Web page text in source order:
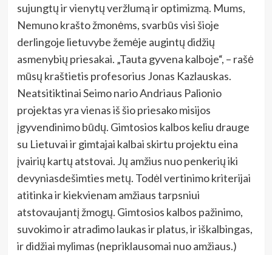
sujungtų ir vienytų veržlumą ir optimizmą. Mums,
Nemuno krašto žmonėms, svarbūs visi šioje
derlingoje lietuvybe žemėje augintų didžių
asmenybių priesakai. „Tauta gyvena kalboje“, – rašė
mūsų kraštietis profesorius Jonas Kazlauskas.
Neatsitiktinai Seimo nario Andriaus Palionio
projektas yra vienas iš šio priesako misijos
įgyvendinimo būdų. Gimtosios kalbos keliu drauge
su Lietuvai ir gimtajai kalbai skirtu projektu eina
įvairių kartų atstovai. Jų amžius nuo penkerių iki
devyniasdešimties metų. Todėl vertinimo kriterijai
atitinka ir kiekvienam amžiaus tarpsniui
atstovaujantį žmogų. Gimtosios kalbos pažinimo,
suvokimo ir atradimo laukas ir platus, ir iškalbingas,
ir didžiai mylimas (nepriklausomai nuo amžiaus.)